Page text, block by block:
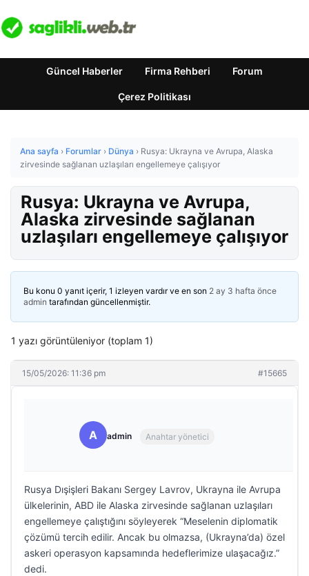
Güncel Haberler Firma Rehberi Forum
Çerez Politikası
Ana sayfa › Forumlar › Dünya › Rusya: Ukrayna ve Avrupa, Alaska
zirvesinde sağlanan uzlaşıları engellemeye çalışıyor
Rusya: Ukrayna ve Avrupa,
Alaska zirvesinde sağlanan
uzlaşıları engellemeye çalışıyor
Bu konu 0 yanıt içerir, 1 izleyen vardır ve en son 2 ay 3 hafta önce
admin tarafından güncellenmiştir.
1 yazı görüntüleniyor (toplam 1)
15/05/2026: 11:36 pm #15665
A admin Anahtar yönetici
Rusya Dışişleri Bakanı Sergey Lavrov, Ukrayna ile Avrupa
ülkelerinin, ABD ile Alaska zirvesinde sağlanan uzlaşıları
engellemeye çalıştığını söyleyerek “Meselenin diplomatik
çözümü tercih edilir. Ancak bu olmazsa, (Ukrayna’da) özel
askeri operasyon kapsamında hedeflerimize ulaşacağız.”
dedi.